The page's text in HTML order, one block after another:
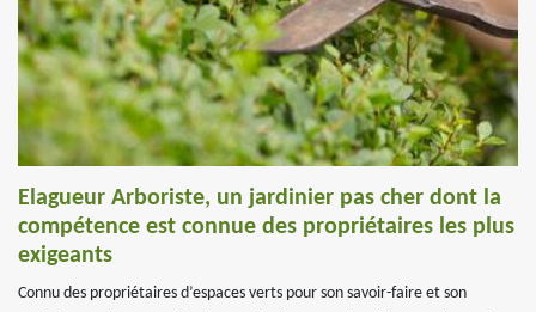
Elagueur Arboriste, un jardinier pas cher dont la
compétence est connue des propriétaires les plus
exigeants
Connu des propriétaires d’espaces verts pour son savoir-faire et son